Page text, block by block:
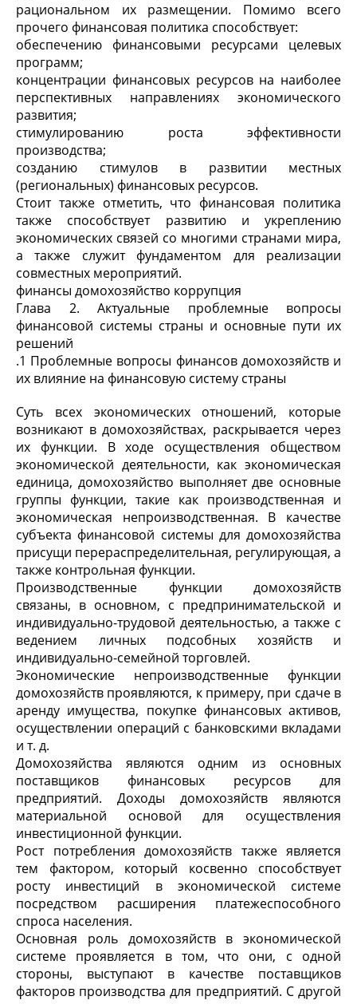
рациональном их размещении. Помимо всего
прочего финансовая политика способствует:
обеспечению финансовыми ресурсами целевых
программ;
концентрации финансовых ресурсов на наиболее
перспективных направлениях экономического
развития;
стимулированию роста эффективности
производства;
созданию стимулов в развитии местных
(региональных) финансовых ресурсов.
Стоит также отметить, что финансовая политика
также способствует развитию и укреплению
экономических связей со многими странами мира,
а также служит фундаментом для реализации
совместных мероприятий.
финансы домохозяйство коррупция
Глава 2. Актуальные проблемные вопросы
финансовой системы страны и основные пути их
решений
.1 Проблемные вопросы финансов домохозяйств и
их влияние на финансовую систему страны
Суть всех экономических отношений, которые
возникают в домохозяйствах, раскрывается через
их функции. В ходе осуществления обществом
экономической деятельности, как экономическая
единица, домохозяйство выполняет две основные
группы функции, такие как производственная и
экономическая непроизводственная. В качестве
субъекта финансовой системы для домохозяйства
присущи перераспределительная, регулирующая, а
также контрольная функции.
Производственные функции домохозяйств
связаны, в основном, с предпринимательской и
индивидуально-трудовой деятельностью, а также с
ведением личных подсобных хозяйств и
индивидуально-семейной торговлей.
Экономические непроизводственные функции
домохозяйств проявляются, к примеру, при сдаче в
аренду имущества, покупке финансовых активов,
осуществлении операций с банковскими вкладами
и т. д.
Домохозяйства являются одним из основных
поставщиков финансовых ресурсов для
предприятий. Доходы домохозяйств являются
материальной основой для осуществления
инвестиционной функции.
Рост потребления домохозяйств также является
тем фактором, который косвенно способствует
росту инвестиций в экономической системе
посредством расширения платежеспособного
спроса населения.
Основная роль домохозяйств в экономической
системе проявляется в том, что они, с одной
стороны, выступают в качестве поставщиков
факторов производства для предприятий. С другой